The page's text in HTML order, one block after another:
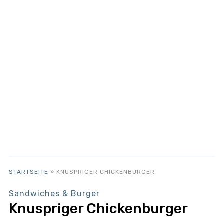
STARTSEITE » KNUSPRIGER CHICKENBURGER
Sandwiches & Burger
Knuspriger Chickenburger